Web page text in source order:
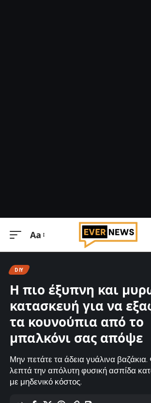
Μεγέθυνση
Aa
DIY
Η πιο έξυπνη και
κατασκευή για να
τα κουνούπια από το
μπαλκόνι σας απόψε
Μην πετάτε τα άδεια γυάλινα βαζάκια.
λεπτά την απόλυτη φυσική ασπίδα
με μηδενικό κόστος.